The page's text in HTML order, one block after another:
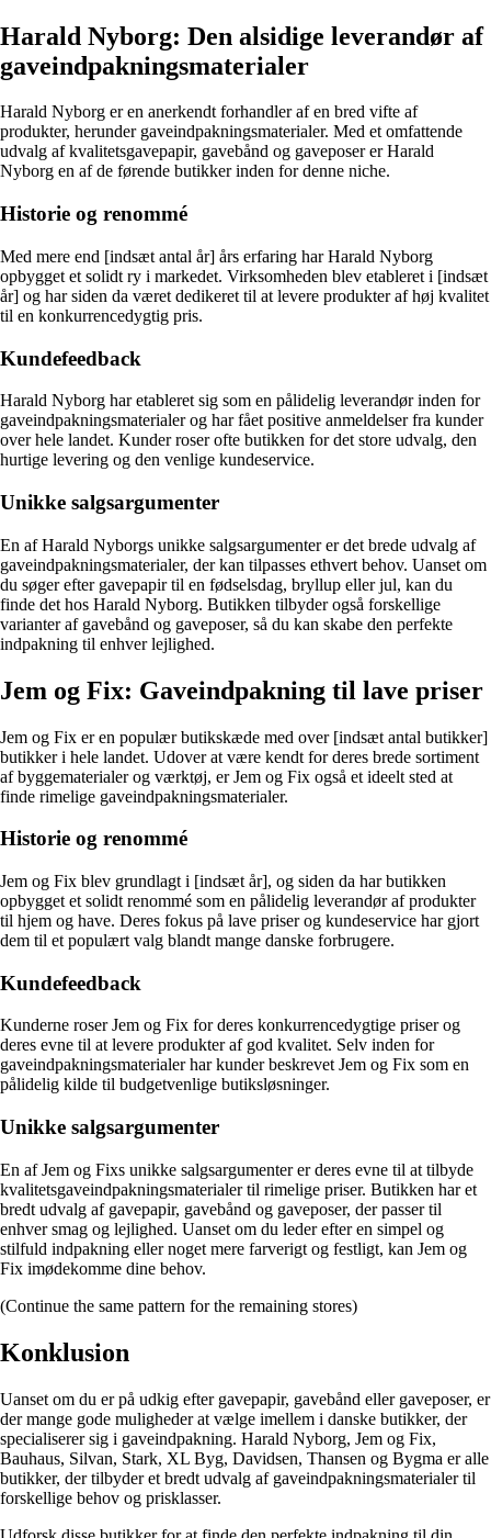
Harald Nyborg: Den alsidige leverandør af
gaveindpakningsmaterialer
Harald Nyborg er en anerkendt forhandler af en bred vifte af
produkter, herunder gaveindpakningsmaterialer. Med et omfattende
udvalg af kvalitetsgavepapir, gavebånd og gaveposer er Harald
Nyborg en af de førende butikker inden for denne niche.
Historie og renommé
Med mere end [indsæt antal år] års erfaring har Harald Nyborg
opbygget et solidt ry i markedet. Virksomheden blev etableret i [indsæt
år] og har siden da været dedikeret til at levere produkter af høj kvalitet
til en konkurrencedygtig pris.
Kundefeedback
Harald Nyborg har etableret sig som en pålidelig leverandør inden for
gaveindpakningsmaterialer og har fået positive anmeldelser fra kunder
over hele landet. Kunder roser ofte butikken for det store udvalg, den
hurtige levering og den venlige kundeservice.
Unikke salgsargumenter
En af Harald Nyborgs unikke salgsargumenter er det brede udvalg af
gaveindpakningsmaterialer, der kan tilpasses ethvert behov. Uanset om
du søger efter gavepapir til en fødselsdag, bryllup eller jul, kan du
finde det hos Harald Nyborg. Butikken tilbyder også forskellige
varianter af gavebånd og gaveposer, så du kan skabe den perfekte
indpakning til enhver lejlighed.
Jem og Fix: Gaveindpakning til lave priser
Jem og Fix er en populær butikskæde med over [indsæt antal butikker]
butikker i hele landet. Udover at være kendt for deres brede sortiment
af byggematerialer og værktøj, er Jem og Fix også et ideelt sted at
finde rimelige gaveindpakningsmaterialer.
Historie og renommé
Jem og Fix blev grundlagt i [indsæt år], og siden da har butikken
opbygget et solidt renommé som en pålidelig leverandør af produkter
til hjem og have. Deres fokus på lave priser og kundeservice har gjort
dem til et populært valg blandt mange danske forbrugere.
Kundefeedback
Kunderne roser Jem og Fix for deres konkurrencedygtige priser og
deres evne til at levere produkter af god kvalitet. Selv inden for
gaveindpakningsmaterialer har kunder beskrevet Jem og Fix som en
pålidelig kilde til budgetvenlige butiksløsninger.
Unikke salgsargumenter
En af Jem og Fixs unikke salgsargumenter er deres evne til at tilbyde
kvalitetsgaveindpakningsmaterialer til rimelige priser. Butikken har et
bredt udvalg af gavepapir, gavebånd og gaveposer, der passer til
enhver smag og lejlighed. Uanset om du leder efter en simpel og
stilfuld indpakning eller noget mere farverigt og festligt, kan Jem og
Fix imødekomme dine behov.
(Continue the same pattern for the remaining stores)
Konklusion
Uanset om du er på udkig efter gavepapir, gavebånd eller gaveposer, er
der mange gode muligheder at vælge imellem i danske butikker, der
specialiserer sig i gaveindpakning. Harald Nyborg, Jem og Fix,
Bauhaus, Silvan, Stark, XL Byg, Davidsen, Thansen og Bygma er alle
butikker, der tilbyder et bredt udvalg af gaveindpakningsmaterialer til
forskellige behov og prisklasser.